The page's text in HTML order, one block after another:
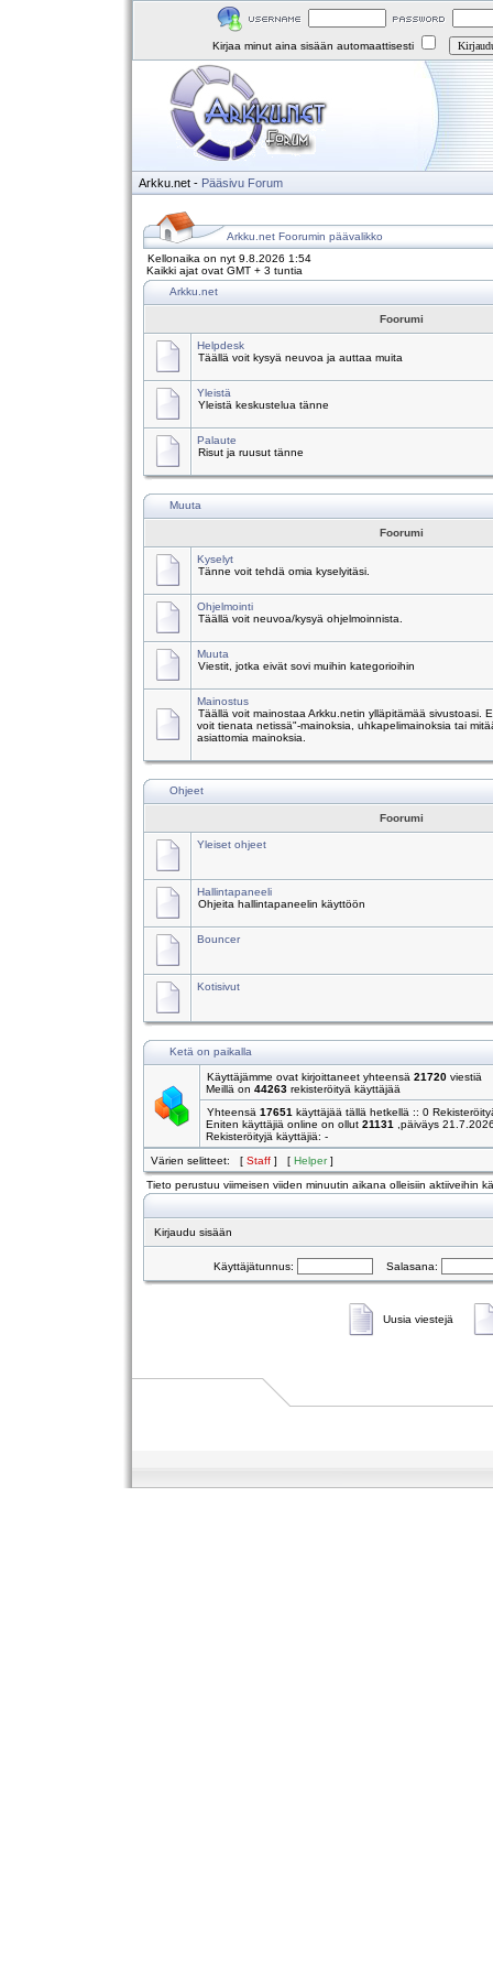
Kirjaa minut aina sisään automaattisesti
Arkku.net - Pääsivu Forum
Arkku.net Foorumin päävalikko
Kellonaika on nyt 9.8.2026 1:54
Kaikki ajat ovat GMT + 3 tuntia
Arkku.net
Foorumi
Helpdesk
Täällä voit kysyä neuvoa ja auttaa muita
Yleistä
Yleistä keskustelua tänne
Palaute
Risut ja ruusut tänne
Muuta
Foorumi
Kyselyt
Tänne voit tehdä omia kyselyitäsi.
Ohjelmointi
Täällä voit neuvoa/kysyä ohjelmoinnista.
Muuta
Viestit, jotka eivät sovi muihin kategorioihin
Mainostus
Täällä voit mainostaa Arkku.netin ylläpitämää sivustoasi.
voit tienata netissä"-mainoksia, uhkapelimainoksia tai
asiattomia mainoksia.
Ohjeet
Foorumi
Yleiset ohjeet
Hallintapaneeli
Ohjeita hallintapaneelin käyttöön
Bouncer
Kotisivut
Ketä on paikalla
Käyttäjämme ovat kirjoittaneet yhteensä 21720 viestiä
Meillä on 44263 rekisteröityä käyttäjää
Yhteensä 17651 käyttäjää tällä hetkellä :: 0
Eniten käyttäjiä online on ollut 21131
,päiväys
Rekisteröityjä käyttäjiä: -
Värien selitteet: [ Staff ] [ Helper]
Tieto perustuu viimeisen viiden minuutin aikana olleisiin aktiiveihin
Kirjaudu sisään
Käyttäjätunnus: Salasana:
Uusia viestejä